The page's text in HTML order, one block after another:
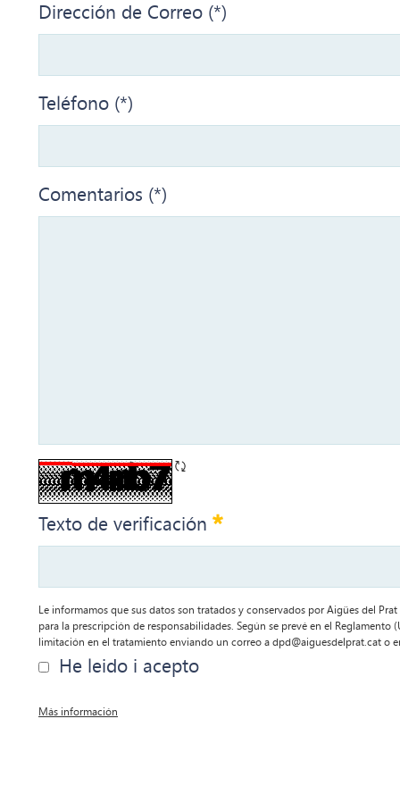
Dirección de Correo (*)
Teléfono (*)
Comentarios (*)
Texto de verificación Requerido
Le informamos que sus datos son tratados y conservados por Aigües del
para la prescripción de responsabilidades. Según se prevé en el
limitación en el tratamiento enviando un correo a dpd@aiguesdelprat.cat o
He leido i acepto
Más información